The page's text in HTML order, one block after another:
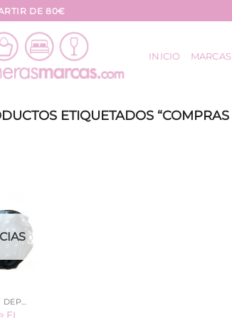
DE 80€
INICIO MARCAS
ETIQUETADOS “COMPRAS
BOLSAS DE VIAJE / DEPORTE
EL